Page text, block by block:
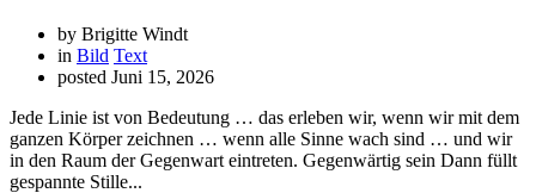
by Brigitte Windt
in Bild Text
posted Juni 15, 2026
Jede Linie ist von Bedeutung … das erleben wir, wenn wir mit dem
ganzen Körper zeichnen … wenn alle Sinne wach sind … und wir
in den Raum der Gegenwart eintreten. Gegenwärtig sein Dann füllt
gespannte Stille...